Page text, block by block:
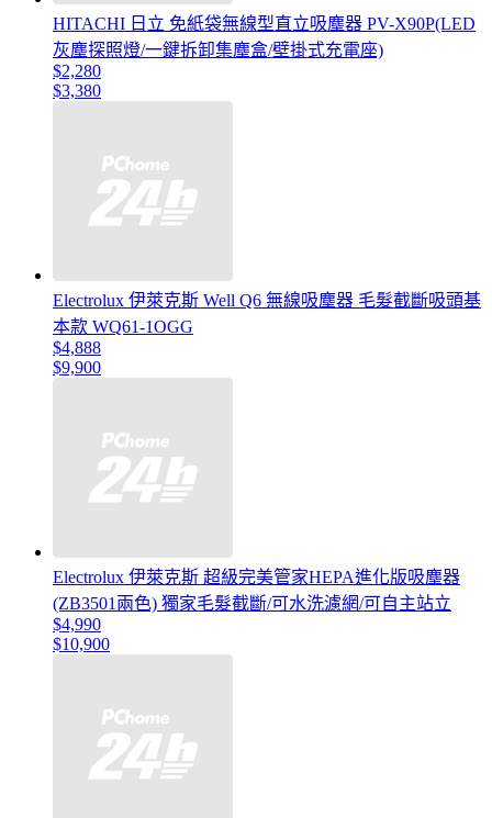
HITACHI 日立 免紙袋無線型直立吸塵器 PV-X90P(LED
灰塵探照燈/一鍵拆卸集塵盒/壁掛式充電座)
$2,280
$3,380
Electrolux 伊萊克斯 Well Q6 無線吸塵器 毛髮截斷吸頭基
本款 WQ61-1OGG
$4,888
$9,900
Electrolux 伊萊克斯 超級完美管家HEPA進化版吸塵器
(ZB3501兩色) 獨家毛髮截斷/可水洗濾網/可自主站立
$4,990
$10,900